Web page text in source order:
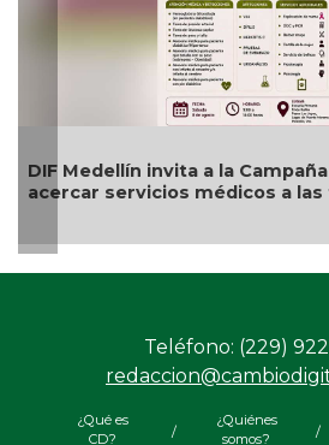
invita a la Campaña de
servicios médicos a las